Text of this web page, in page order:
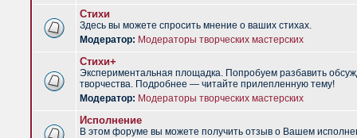
Стихи
Здесь вы можете спросить мнение о ваших стихах.
Модератор: Модераторы творческих мастерских
Стихи+
Экспериментальная площадка. Попробуем разбавить
творчества. Подробнее — читайте прилепленную тему!
Модератор: Модераторы творческих мастерских
Исполнение
В этом форуме вы можете получить отзыв о Вашем